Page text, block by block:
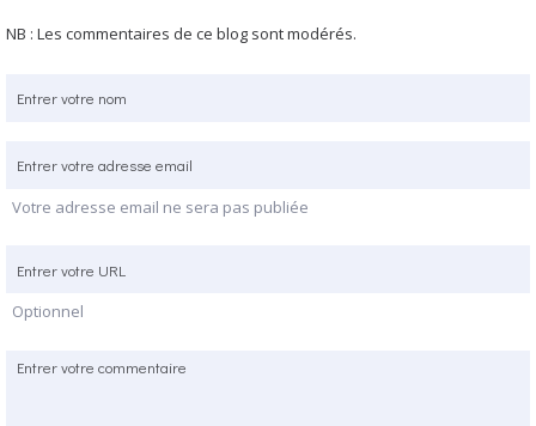
NB : Les commentaires de ce blog sont modérés.
Votre adresse email ne sera pas publiée
Optionnel